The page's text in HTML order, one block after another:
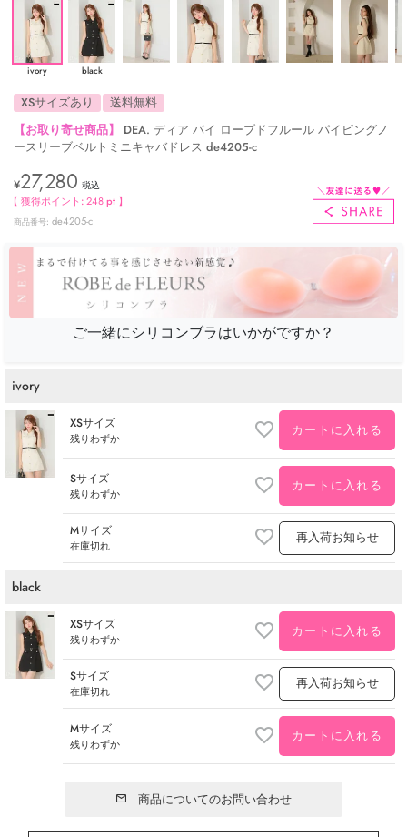
ivory black
XSサイズあり
送料無料
【お取り寄せ商品】
DEA. ディア バイ ローブドフルール パイピングノ
ースリーブベルトミニキャバドレス de4205-c
¥27,280 税込
【 獲得ポイント:248pt 】
商品番号 de4205-c
ご一緒にシリコンブラはいかがですか？
ivory
XSサイズ
残りわずか カートに入れる
Sサイズ
残りわずか カートに入れる
Mサイズ
在庫切れ 再入荷お知らせ
black
XSサイズ
残りわずか カートに入れる
Sサイズ
在庫切れ 再入荷お知らせ
Mサイズ
残りわずか カートに入れる
商品についてのお問い合わせ